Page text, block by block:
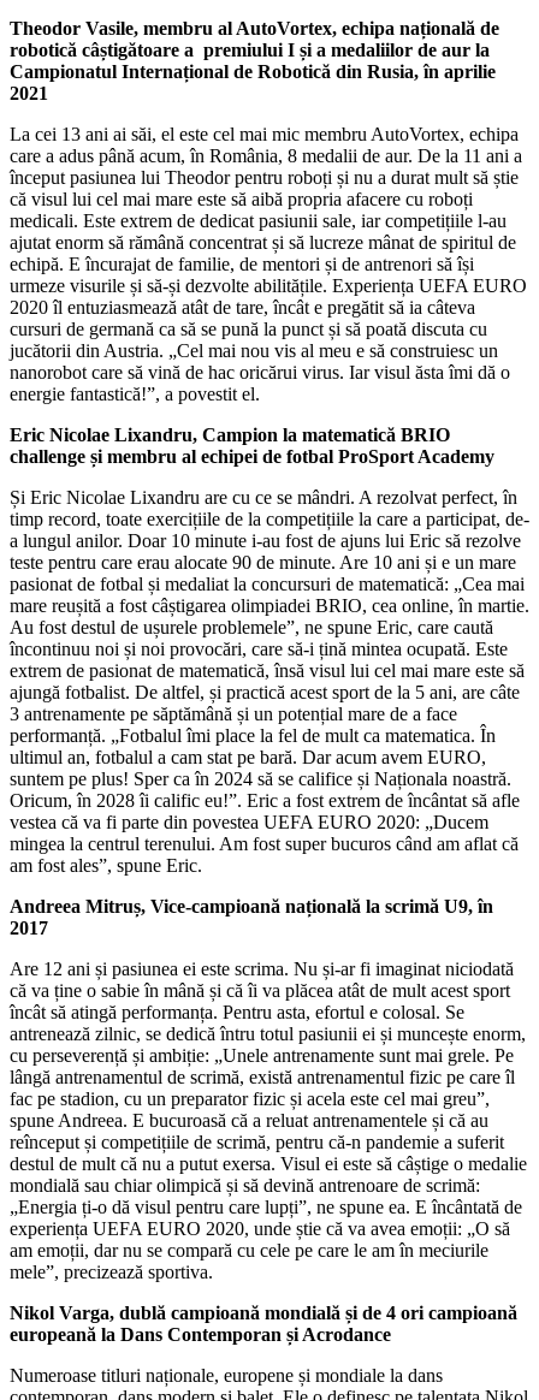
Theodor Vasile, membru al AutoVortex, echipa națională de
robotică câștigătoare a premiului I și a medaliilor de aur la
Campionatul Internațional de Robotică din Rusia, în aprilie
2021
La cei 13 ani ai săi, el este cel mai mic membru AutoVortex, echipa
care a adus până acum, în România, 8 medalii de aur. De la 11 ani a
început pasiunea lui Theodor pentru roboți și nu a durat mult să știe
că visul lui cel mai mare este să aibă propria afacere cu roboți
medicali. Este extrem de dedicat pasiunii sale, iar competițiile l-au
ajutat enorm să rămână concentrat și să lucreze mânat de spiritul de
echipă. E încurajat de familie, de mentori și de antrenori să își
urmeze visurile și să-și dezvolte abilitățile. Experiența UEFA EURO
2020 îl entuziasmează atât de tare, încât e pregătit să ia câteva
cursuri de germană ca să se pună la punct și să poată discuta cu
jucătorii din Austria. „Cel mai nou vis al meu e să construiesc un
nanorobot care să vină de hac oricărui virus. Iar visul ăsta îmi dă o
energie fantastică!”, a povestit el.
Eric Nicolae Lixandru, Campion la matematică BRIO
challenge și membru al echipei de fotbal ProSport Academy
Și Eric Nicolae Lixandru are cu ce se mândri. A rezolvat perfect, în
timp record, toate exercițiile de la competițiile la care a participat, de-
a lungul anilor. Doar 10 minute i-au fost de ajuns lui Eric să rezolve
teste pentru care erau alocate 90 de minute. Are 10 ani și e un mare
pasionat de fotbal și medaliat la concursuri de matematică: „Cea mai
mare reușită a fost câștigarea olimpiadei BRIO, cea online, în martie.
Au fost destul de ușurele problemele”, ne spune Eric, care caută
încontinuu noi și noi provocări, care să-i țină mintea ocupată. Este
extrem de pasionat de matematică, însă visul lui cel mai mare este să
ajungă fotbalist. De altfel, și practică acest sport de la 5 ani, are câte
3 antrenamente pe săptămână și un potențial mare de a face
performanță. „Fotbalul îmi place la fel de mult ca matematica. În
ultimul an, fotbalul a cam stat pe bară. Dar acum avem EURO,
suntem pe plus! Sper ca în 2024 să se califice și Naționala noastră.
Oricum, în 2028 îi calific eu!”. Eric a fost extrem de încântat să afle
vestea că va fi parte din povestea UEFA EURO 2020: „Ducem
mingea la centrul terenului. Am fost super bucuros când am aflat că
am fost ales”, spune Eric.
Andreea Mitruș, Vice-campioană națională la scrimă U9, în
2017
Are 12 ani și pasiunea ei este scrima. Nu și-ar fi imaginat niciodată
că va ține o sabie în mână și că îi va plăcea atât de mult acest sport
încât să atingă performanța. Pentru asta, efortul e colosal. Se
antrenează zilnic, se dedică întru totul pasiunii ei și muncește enorm,
cu perseverență și ambiție: „Unele antrenamente sunt mai grele. Pe
lângă antrenamentul de scrimă, există antrenamentul fizic pe care îl
fac pe stadion, cu un preparator fizic și acela este cel mai greu”,
spune Andreea. E bucuroasă că a reluat antrenamentele și că au
reînceput și competițiile de scrimă, pentru că-n pandemie a suferit
destul de mult că nu a putut exersa. Visul ei este să câștige o medalie
mondială sau chiar olimpică și să devină antrenoare de scrimă:
„Energia ți-o dă visul pentru care lupți”, ne spune ea. E încântată de
experiența UEFA EURO 2020, unde știe că va avea emoții: „O să
am emoții, dar nu se compară cu cele pe care le am în meciurile
mele”, precizează sportiva.
Nikol Varga, dublă campioană mondială și de 4 ori campioană
europeană la Dans Contemporan și Acrodance
Numeroase titluri naționale, europene și mondiale la dans